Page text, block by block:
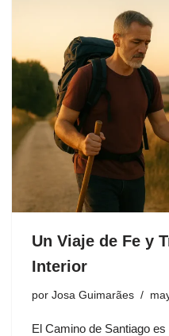
Un Viaje de Fe y
Interior
por Josa Guimarães
El Camino de Santiago